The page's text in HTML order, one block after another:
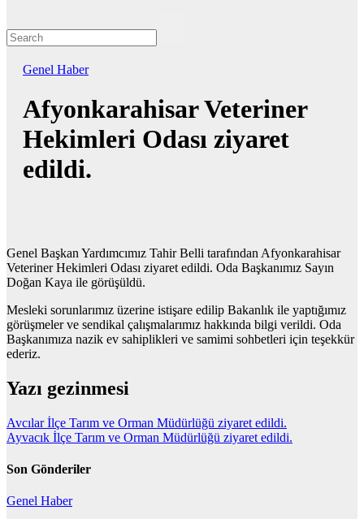
Genel Haber
Afyonkarahisar Veteriner
Hekimleri Odası ziyaret
edildi.
Genel Başkan Yardımcımız Tahir Belli tarafından Afyonkarahisar
Veteriner Hekimleri Odası ziyaret edildi. Oda Başkanımız Sayın
Doğan Kaya ile görüşüldü.
Mesleki sorunlarımız üzerine istişare edilip Bakanlık ile yaptığımız
görüşmeler ve sendikal çalışmalarımız hakkında bilgi verildi. Oda
Başkanımıza nazik ev sahiplikleri ve samimi sohbetleri için teşekkür
ederiz.
Yazı gezinmesi
Avcılar İlçe Tarım ve Orman Müdürlüğü ziyaret edildi.
Ayvacık İlçe Tarım ve Orman Müdürlüğü ziyaret edildi.
Son Gönderiler
Genel Haber